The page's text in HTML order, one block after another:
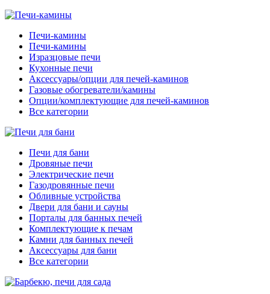
Печи-камины
Печи-камины
Изразцовые печи
Кухонные печи
Аксессуары/опции для печей-каминов
Газовые обогреватели/камины
Опции/комплектующие для печей-каминов
Все категории
Печи для бани
Дровяные печи
Электрические печи
Газодровянные печи
Обливные устройства
Двери для бани и сауны
Порталы для банных печей
Комплектующие к печам
Камни для банных печей
Аксессуары для бани
Все категории